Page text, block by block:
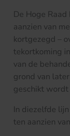
De Hoge
aanzien van
kortgezegd –
tekortkoming
van de
grond van
geschikt wordt
In diezelfde
ten aanzien